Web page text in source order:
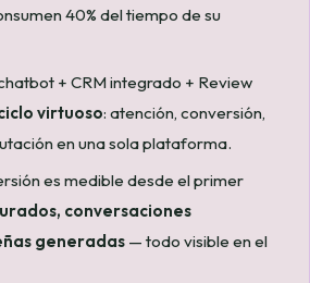
40% del tiempo de su
+ CRM integrado + Review
virtuoso: atención, conversión,
en una sola plataforma.
es medible desde el primer
conversaciones
generadas — todo visible en el